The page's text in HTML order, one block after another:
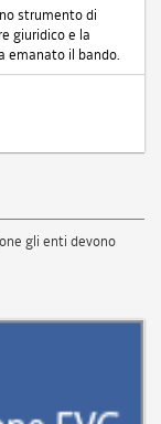
strumento di
giuridico e la
emanato il bando.
gli enti devono